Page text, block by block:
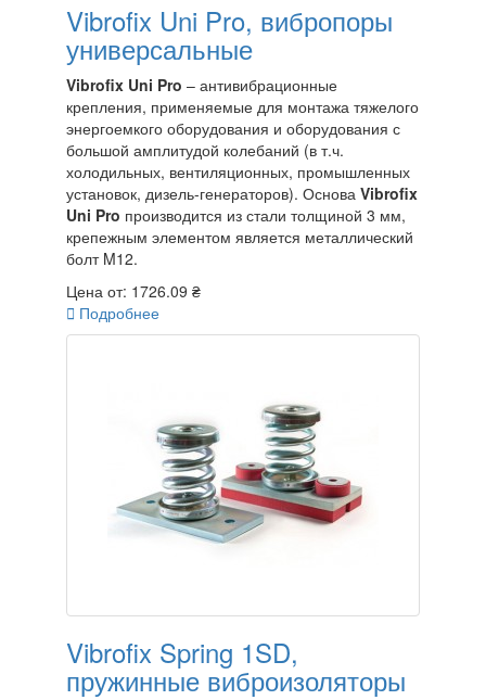
Vibrofix Uni Pro, вибропоры
универсальные
Vibrofix Uni Pro – антивибрационные
крепления, применяемые для монтажа тяжелого
энергоемкого оборудования и оборудования с
большой амплитудой колебаний (в т.ч.
холодильных, вентиляционных, промышленных
установок, дизель-генераторов). Основа Vibrofix
Uni Pro производится из стали толщиной 3 мм,
крепежным элементом является металлический
болт M12.
Цена от: 1726.09 ₴
 Подробнее
Vibrofix Spring 1SD,
пружинные виброизоляторы